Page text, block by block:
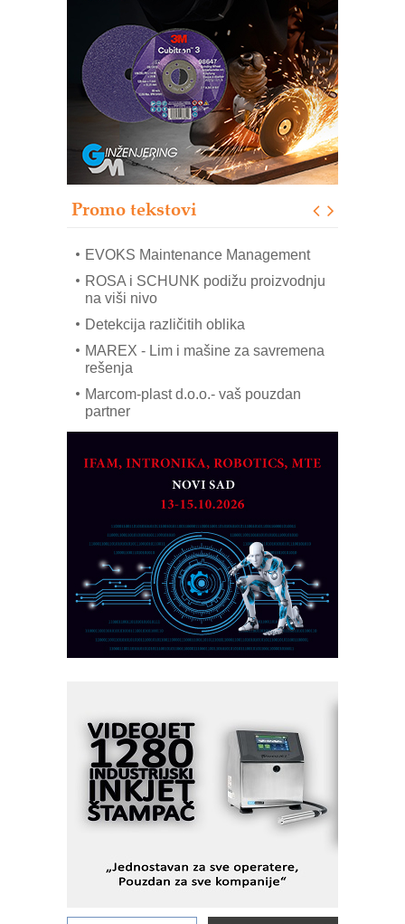
Promo tekstovi
Trajna oznaka kao dugoročna korist
Bezbednost na prvom mestu!
IB BLUMENAUER - više od 40 godina
poverenja u industriji
RMQ-TITAN ADVANCED INDICATOR
– Pametna signalizacija za efikasnije
upravljanje mašinama
Sigurnije ispitivanje transformatora u
solarnim elektranama i vetroparkovima
EVOKS Maintenance Management
ROSA i SCHUNK podižu proizvodnju
na viši nivo
Detekcija različitih oblika
MAREX - Lim i mašine za savremena
rešenja
Marcom-plast d.o.o.- vaš pouzdan
partner
obradu!
Razvoj asortimanskog pravca MINI-
PLC AKYTEC
AUKOM: Svetski standard metrologije
dostupan u Srbiji
MOTOMAN – NEXT-Robotika vođena
veštačkom inteligencijom
I.SAFE MOBILE revolucioniše
industrijsku automatizaciju
pionirskimmobile operator PANEL-OM
KIP KOP – napredna rešenja za
savremene industrijske i logističke
objekte
Alba d.o.o. – 35 godina preciznosti u
metrologiji i pametnim dozirnim
rešenjima
STAUFF – Komponente koje
sistema